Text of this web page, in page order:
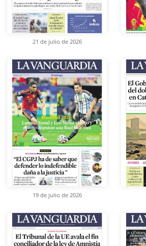
21 de julio de 2026
19 de julio de 2026